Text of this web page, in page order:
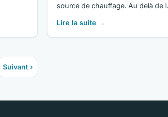
source de chauffage. Au delà de
Lire la suite →
Suivant ›